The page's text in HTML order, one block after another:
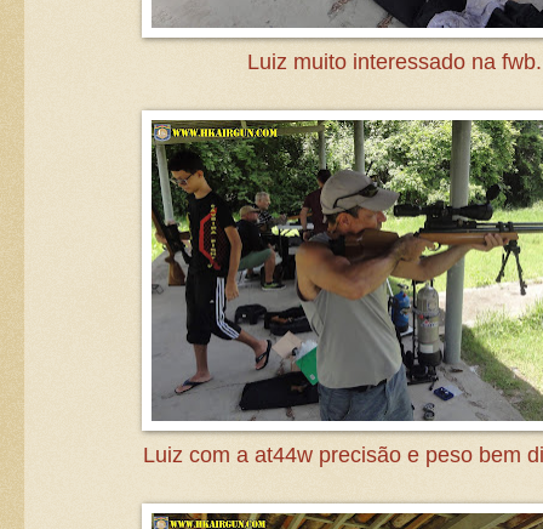
Luiz muito interessado na fwb.
Luiz com a at44w precisão e peso bem